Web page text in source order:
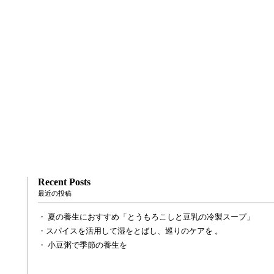
Recent Posts
最近の投稿
夏の養生におすすめ「とうもろこしと豆乳の冷製スープ」
スパイスを活用して湿をとばし、巡りのケアを 。
小豆粥で季節の養生を